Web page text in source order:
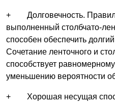
+ Долговечность.
выполненный столбчато-
способен обеспечить
Сочетание ленточного и
способствует
уменьшению вероятности
+ Хорошая несущая